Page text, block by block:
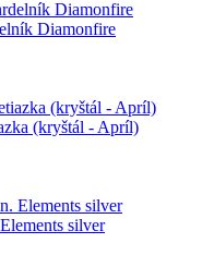
Diamonfire
(kryštál - Apríl)
silver